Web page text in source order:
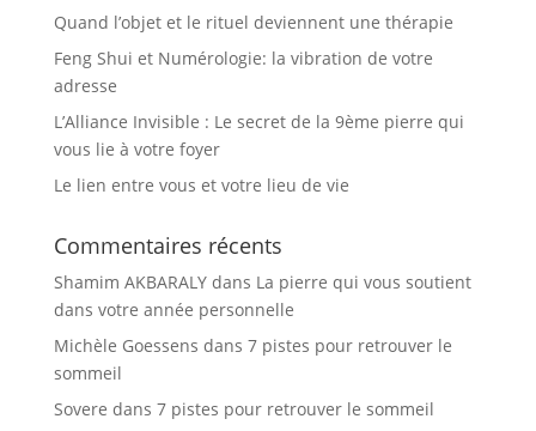
Quand l’objet et le rituel deviennent une thérapie
Feng Shui et Numérologie: la vibration de votre
adresse
L’Alliance Invisible : Le secret de la 9ème pierre qui
vous lie à votre foyer
Le lien entre vous et votre lieu de vie
Commentaires récents
Shamim AKBARALYdans La pierre qui vous soutient
dans votre année personnelle
Michèle Goessens dans 7 pistes pour retrouver le
sommeil
Sovere dans 7 pistes pour retrouver le sommeil